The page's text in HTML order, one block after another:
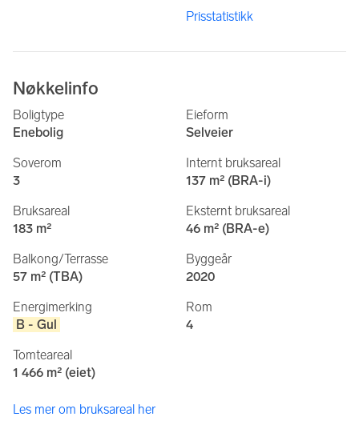
Prisstatistikk
Nøkkelinfo
Boligtype
Enebolig
Eieform
Selveier
Soverom
3
Internt bruksareal
137 m² (BRA-i)
Bruksareal
183 m²
Eksternt bruksareal
46 m² (BRA-e)
Balkong/Terrasse
57 m² (TBA)
Byggeår
2020
Energimerking
B - Gul
Rom
4
Tomteareal
1 466 m² (eiet)
Les mer om bruksareal her